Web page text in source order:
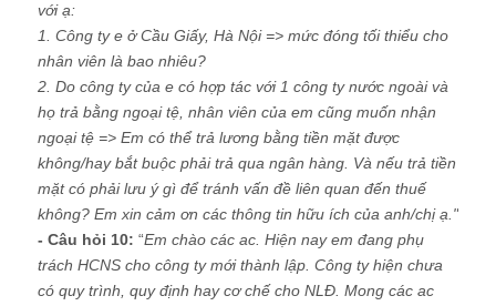
với ạ:
1. Công ty e ở Cầu Giấy, Hà Nội => mức đóng tối thiểu cho
nhân viên là bao nhiêu?
2. Do công ty của e có hợp tác với 1 công ty nước ngoài và
họ trả bằng ngoại tệ, nhân viên của em cũng muốn nhận
ngoại tệ => Em có thể trả lương bằng tiền mặt được
không/hay bắt buộc phải trả qua ngân hàng. Và nếu trả tiền
mặt có phải lưu ý gì để tránh vấn đề liên quan đến thuế
không? Em xin cảm ơn các thông tin hữu ích của anh/chị ạ."
- Câu hỏi 10: “Em chào các ac. Hiện nay em đang phụ
trách HCNS cho công ty mới thành lập. Công ty hiện chưa
có quy trình, quy định hay cơ chế cho NLĐ. Mong các ac